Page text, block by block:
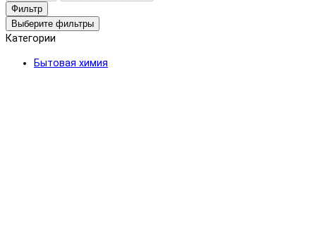
Фильтр
Выберите фильтры
Категории
Бытовая химия